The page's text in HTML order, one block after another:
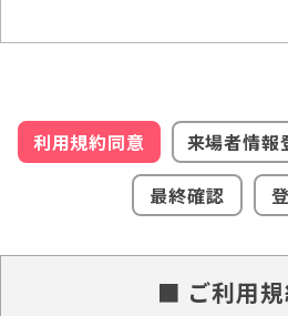
利用規約同意 来場者情報
最終確認
■ ご利用